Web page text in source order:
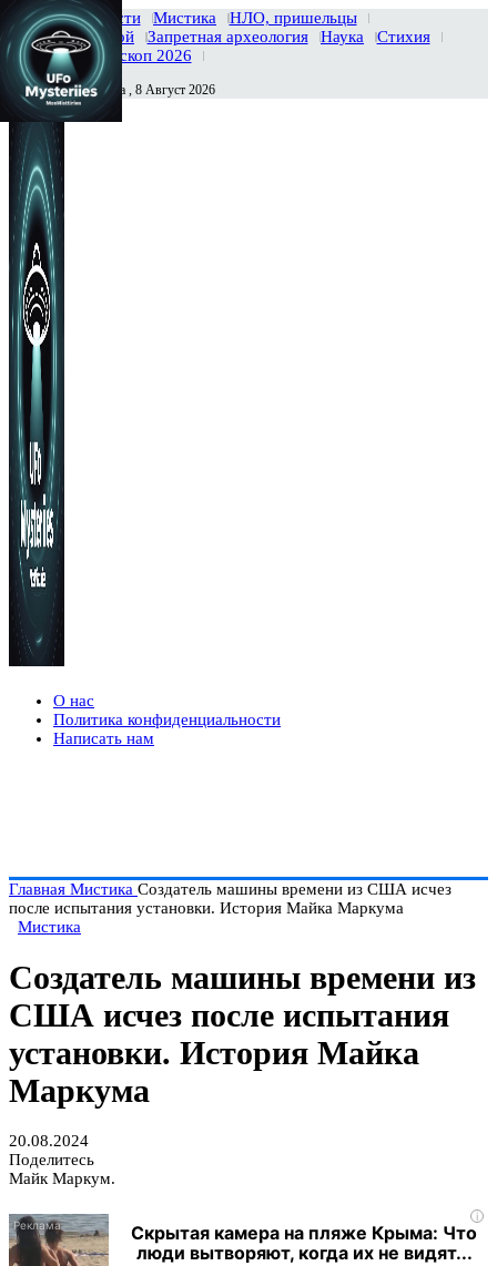
Главная Новости Мистика
НЛО, пришельцы
Тайны вселенной
Запретная археология Наука
Стихия
История
Гороскоп 2026
Сегодня Суббота , 8 Август 2026
О нас
Политика конфиденциальности
Написать нам
Главная Мистика Создатель машины времени из США исчез
после испытания установки. История Майка Маркума
Мистика
Создатель машины времени из
США исчез после испытания
установки. История Майка
Маркума
20.08.2024
Поделитесь
Майк Маркум.
i
Скрытая камера на пляже Крыма: Что
люди вытворяют, когда их не видят...